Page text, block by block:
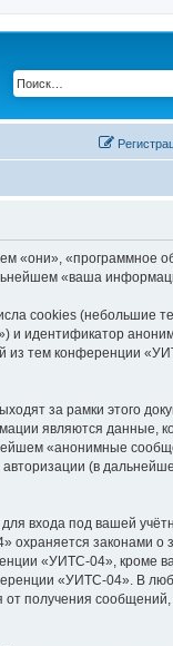
«они», «программное
«ваша
cookies (небольшие
и идентификатор
из тем конференции
за рамки этого
являются данные,
«анонимные
(в
входа под вашей
охраняется законами о
«УИТС-04», кроме
«УИТС-04». В
от получения сообщений,